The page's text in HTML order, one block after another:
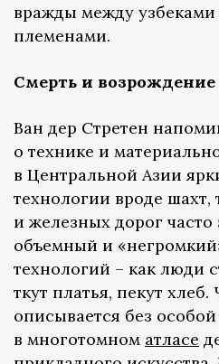
вражды между
племенами.
Смерть и возрождение
Ван дер Стретен
о технике и
в Центральной Азии
технологии вроде
и железных дорог часто
объемный и
технологий – как люди
ткут платья, пекут хлеб.
описывается без
в многотомном атласе